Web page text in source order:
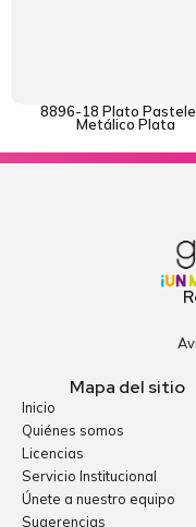
8896-18 Plato
Metálico Plata
Mapa del sitio
Inicio
Quiénes somos
Licencias
Servicio Institucional
Únete a nuestro equipo
Sugerencias